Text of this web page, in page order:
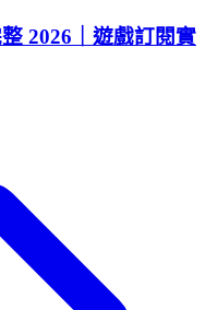
2026｜遊戲訂閱實